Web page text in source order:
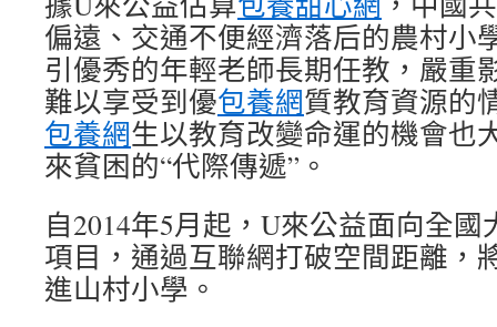
偏遠、交通不便經濟落后的農村小
引優秀的年輕老師長期任教，嚴重
難以享受到優包養網質教育資源的
包養網生以教育改變命運的機會也
來貧困的“代際傳遞”。
自2014年5月起，U來公益面向全
項目，通過互聯網打破空間距離，
進山村小學。